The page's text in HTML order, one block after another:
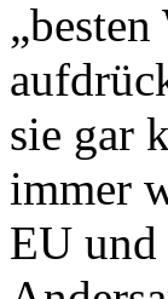
sie gar
immer
EU